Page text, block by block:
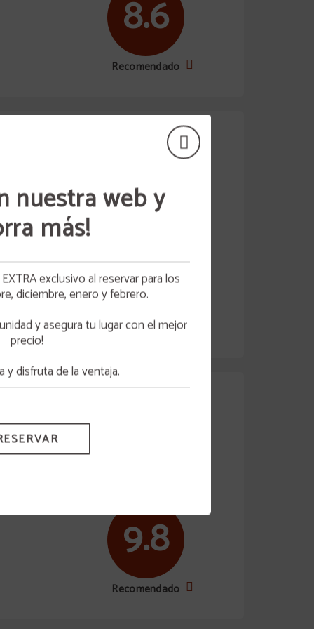
8.6
Recomendado
30/06/2026
8/10
8.5
Recomendado
del hotel
9.8
Recomendado
nuestra web y
más!
exclusivo al reservar para los
diciembre, enero y febrero.
y asegura tu lugar con el mejor
precio!
y disfruta de la ventaja.